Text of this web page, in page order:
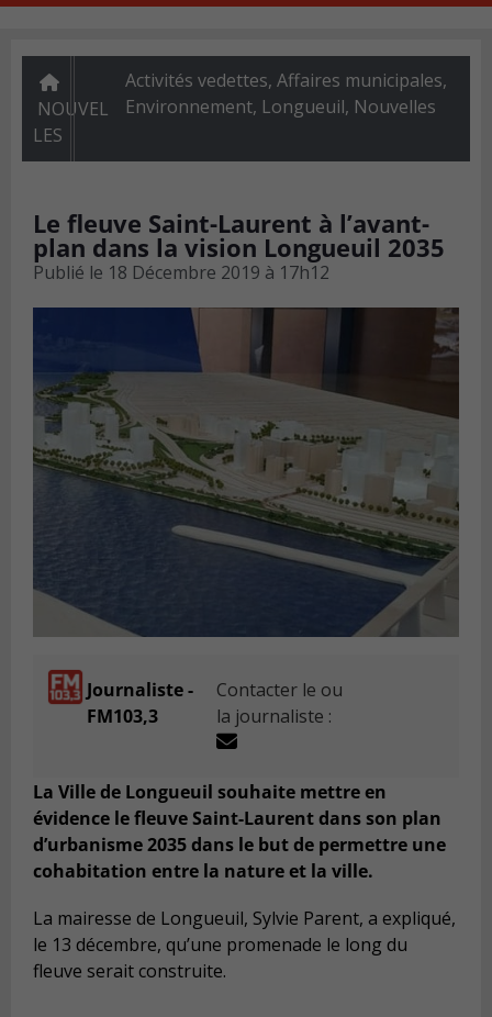
NOUVEL
LES
Activités vedettes,Affaires municipales,
Environnement, Longueuil, Nouvelles
Le fleuve Saint-Laurent à l’avant-
plan dans la vision Longueuil 2035
Publié le 18 Décembre 2019 à 17h12
Journaliste -
FM103,3
Contacter le ou
la journaliste :
La Ville de Longueuil souhaite mettre en
évidence le fleuve Saint-Laurent dans son plan
d’urbanisme 2035 dans le but de permettre une
cohabitation entre la nature et la ville.
La mairesse de Longueuil, Sylvie Parent, a expliqué,
le 13 décembre, qu’une promenade le long du
fleuve serait construite.